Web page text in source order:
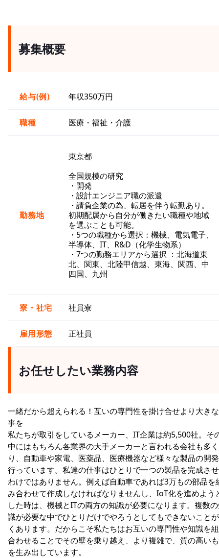
募集概要
給与(例) 年収350万円
職種 医療・福祉・介護
勤務地
東京都
全国規模の研究
・開発
・設計エンジニア職の派遣
・請負企業の為、転居を伴う転勤あり。
初期配属から自分が働きたい職種や地域
を選ぶことも可能。
・5つの職種から選択：機械、電気電子、
半導体、IT、R&D（化学生物系）
・7つの勤務エリアから選択 ：北海道東
北、関東、北陸甲信越、東海、関西、中
四国、九州
寮・社宅 社員寮
雇用形態 正社員
お任せしたい業務内容
一緒だから超えられる！互いの専門性を掛け合せより大き
事を
私たちが取引をしているメーカー、IT企業は約5,500社。そ
中にはもちろん各業界の大手メーカーと言われる会社も多
り、自動車や家電、医薬品、医療機器など様々な製品の開
行っています。私達の仕事はひとりで一つの製品を完成さ
わけではありません。例えば自動車であれば3万もの部品を
み合わせて作成しなければなりませんし、IoT化を進めよう
した時は、機械とITの両方の知識が必要になります。複数
識が必要な中でひとりだけでやろうとしてもできないこと
くあります。だからこそ私たちはお互いの専門性や知識を
合わせることでその壁を乗り越え、より複雑で、質の高い
を生み出しています。